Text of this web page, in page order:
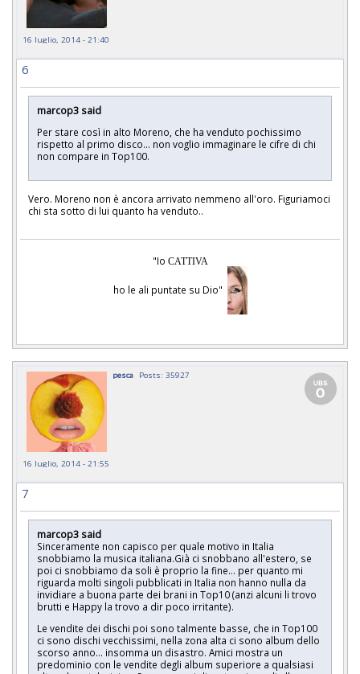
16 luglio, 2014 - 21:40
6
marcop3 said
Per stare così in alto Moreno, che ha venduto pochissimo
rispetto al primo disco... non voglio immaginare le cifre di chi
non compare in Top100.
Vero. Moreno non è ancora arrivato nemmeno all'oro. Figuriamoci
chi sta sotto di lui quanto ha venduto..
"Io CATTIVA
ho le ali puntate su Dio"
pesca Posts: 35927
16 luglio, 2014 - 21:55
7
marcop3 said
Sinceramente non capisco per quale motivo in Italia
snobbiamo la musica italiana.Già ci snobbano all'estero, se
poi ci snobbiamo da soli è proprio la fine... per quanto mi
riguarda molti singoli pubblicati in Italia non hanno nulla da
invidiare a buona parte dei brani in Top10 (anzi alcuni li trovo
brutti e Happy la trovo a dir poco irritante).
Le vendite dei dischi poi sono talmente basse, che in Top100
ci sono dischi vecchissimi, nella zona alta ci sono album dello
scorso anno... insomma un disastro. Amici mostra un
predominio con le vendite degli album superiore a qualsiasi